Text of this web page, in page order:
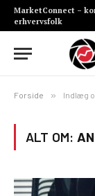
MarketConnect –
erhvervsfolk
Forside » Indlæg
ALT OM: